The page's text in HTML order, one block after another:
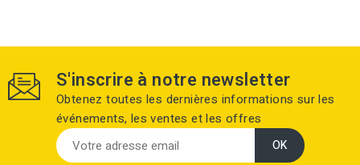
S'inscrire à notre newsletter
Obtenez toutes les dernières informations sur les
événements, les ventes et les offres